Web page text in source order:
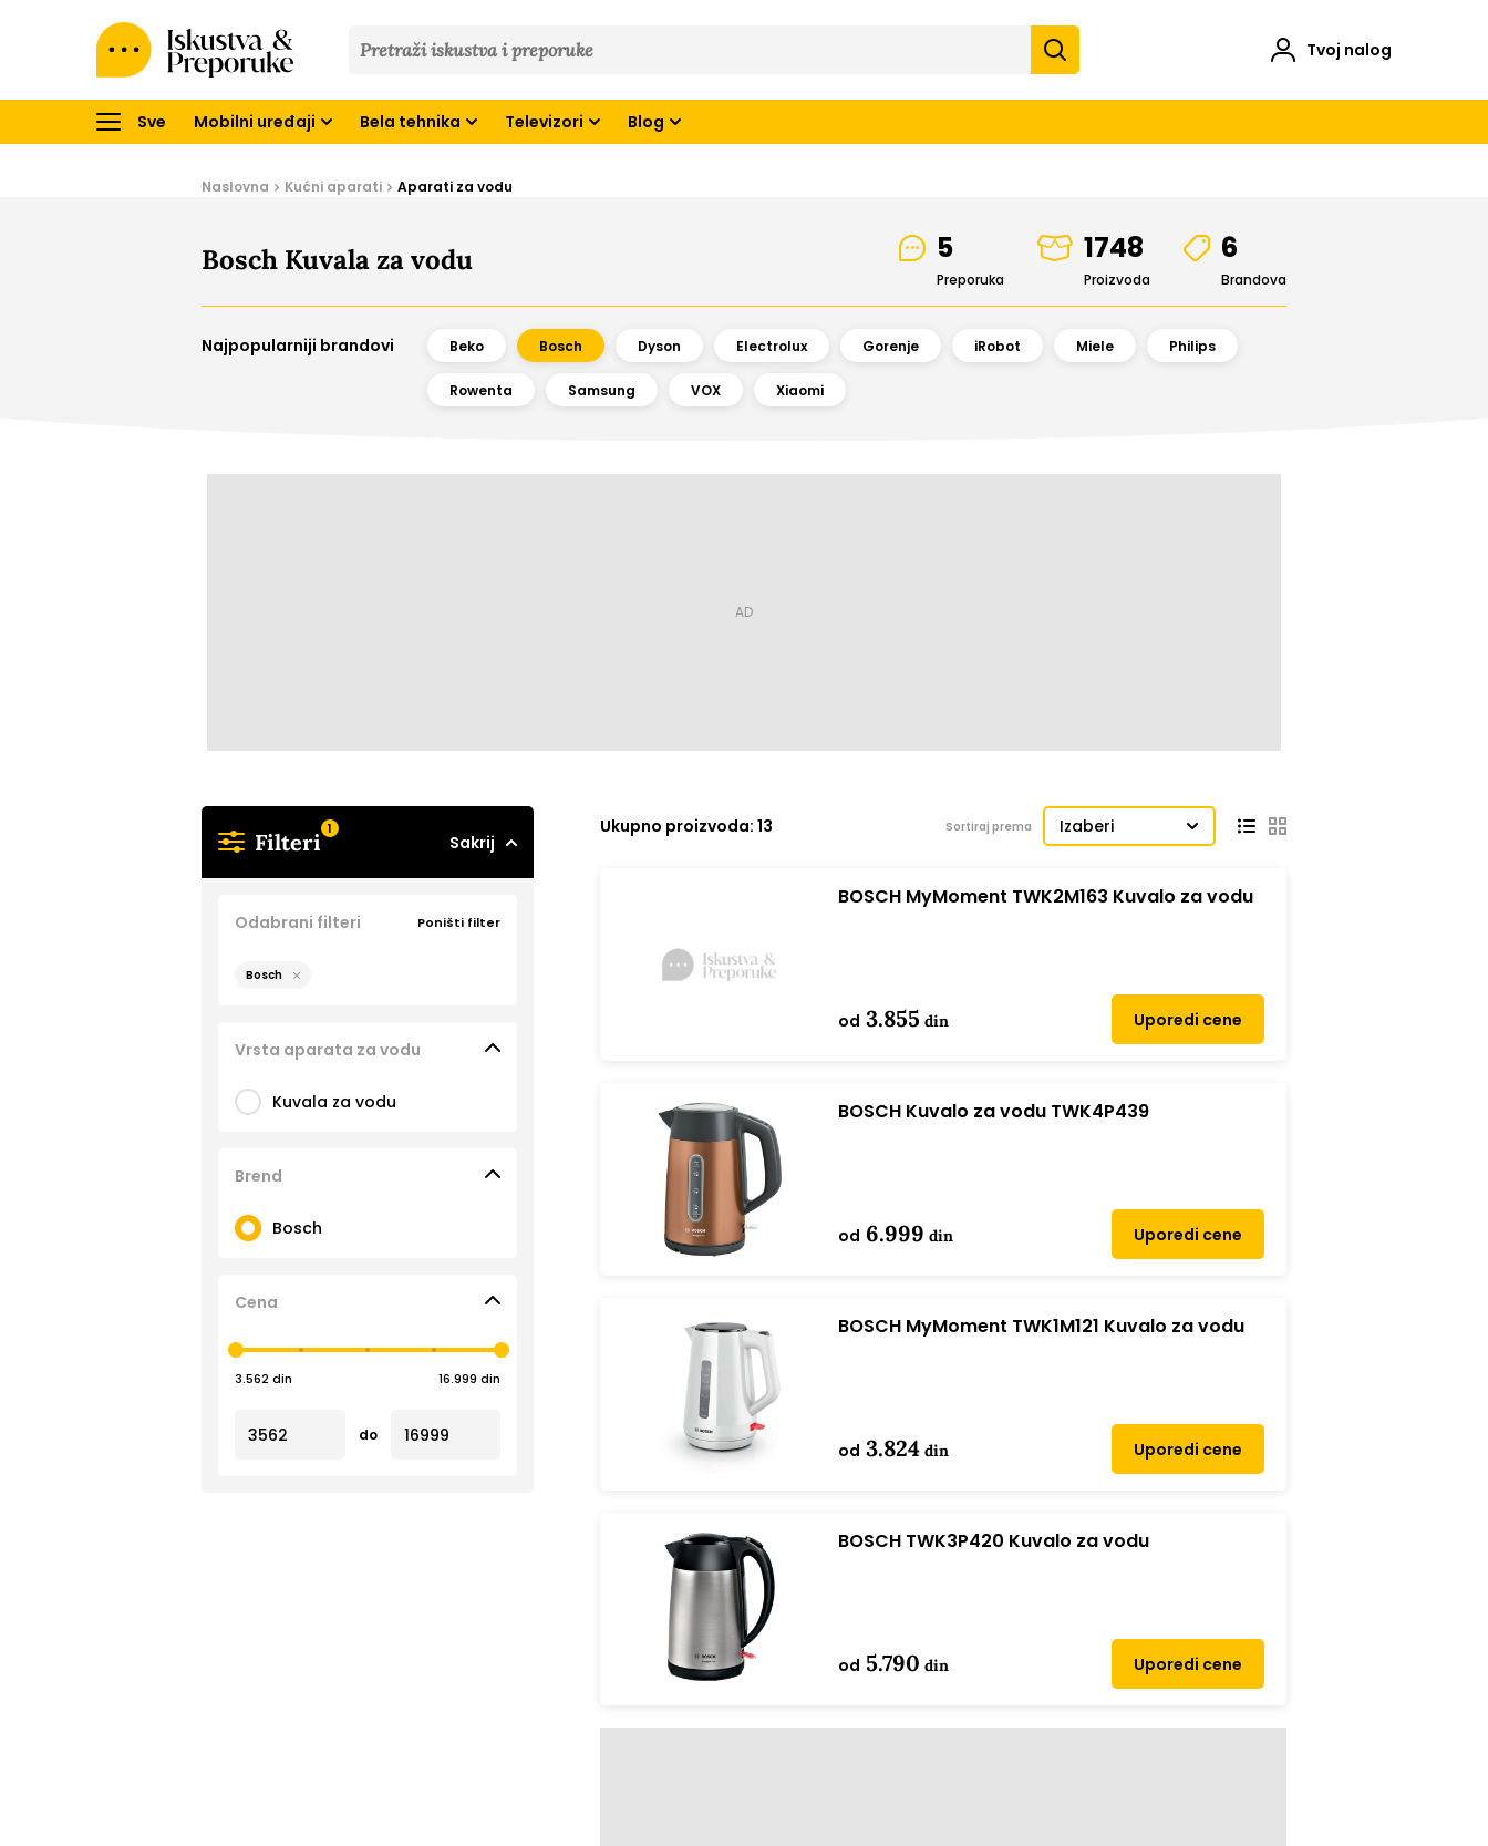
&
Tvoj nalog
Sve Mobilni uređaji Bela tehnika Televizori Blog
Naslovna Kućni aparati Aparati za vodu
Bosch Kuvala za vodu 5
Preporuka
1748
Proizvoda
6
Brandova
Najpopularniji brandovi Beko Bosch Dyson Electrolux Gorenje iRobot Miele Philips
Rowenta Samsung VOX Xiaomi
Filteri 1
Sakrij
Vrsta aparata za vodu
Kuvala za vodu
Brend
Bosch
Cena
3.562 din 16.999 din
do
Odabrani filteri Poništi filter
Bosch
Ukupno proizvoda: 13 Sortiraj prema Izaberi
BOSCH MyMoment TWK2M163 Kuvalo za vodu
od 3.855 din Uporedi cene
BOSCH Kuvalo za vodu TWK4P439
od 6.999 din Uporedi cene
BOSCH MyMoment TWK1M121 Kuvalo za vodu
od 3.824 din Uporedi cene
BOSCH TWK3P420 Kuvalo za vodu
od 5.790 din Uporedi cene